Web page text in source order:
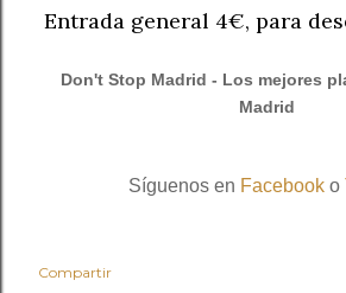
Entrada general 4€, para
Don't Stop Madrid - Los mejores
Madrid
Síguenos en Facebooko
Compartir